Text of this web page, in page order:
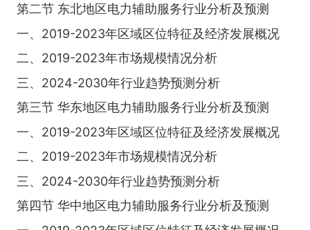
第二节 东北地区电力辅助服务行业分析及预测
一、2019-2023年区域区位特征及经济发展概况
二、2019-2023年市场规模情况分析
三、2024-2030年行业趋势预测分析
第三节 华东地区电力辅助服务行业分析及预测
一、2019-2023年区域区位特征及经济发展概况
二、2019-2023年市场规模情况分析
三、2024-2030年行业趋势预测分析
第四节 华中地区电力辅助服务行业分析及预测